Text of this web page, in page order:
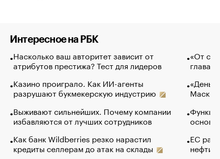
Интересное на РБК
Насколько ваш авторитет зависит от
атрибутов престижа? Тест для лидеров
Казино проиграло. Как ИИ-агенты
разрушают букмекерскую индустрию
Выживают сильнейших. Почему компании
избавляются от лучших сотрудников
Как банк Wildberries резко нарастил
кредиты селлерам до атак на склады
«От
глава
Маск в
основ
ЕС
нефти